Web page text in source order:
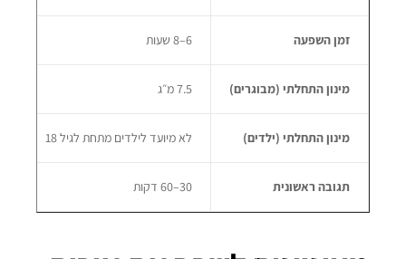
זמן השפעה
מינון התחלתי (מבוגרים) 7.5 מ״ג
מינון התחלתי (ילדים) לא מיועד לילדים מתחת לגיל 18
תגובה ראשונית